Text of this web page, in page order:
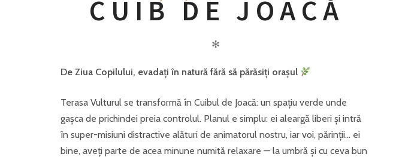
CUIB DE JOACĂ
✻
De Ziua Copilului, evadați în natură fără să părăsiți orașul
Terasa Vulturul se transformă în Cuibul de Joacă: un spațiu verde unde
gașca de prichindei preia controlul. Planul e simplu: ei aleargă liberi și intră
în super-misiuni distractive alături de animatorul nostru, iar voi, părinții… ei
bine, aveți parte de acea minune numită relaxare — la umbră și cu ceva bun